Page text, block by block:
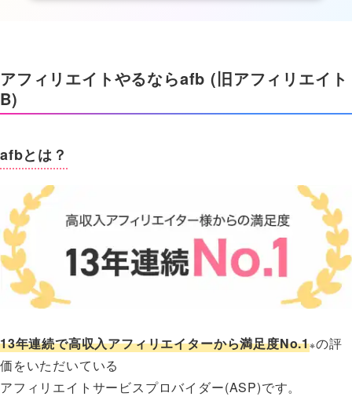
アフィリエイトやるならafb (旧アフィリエイト
B)
afbとは？
13年連続で高収入アフィリエイターから満足度No.1※の評
価をいただいている
アフィリエイトサービスプロバイダー(ASP)です。